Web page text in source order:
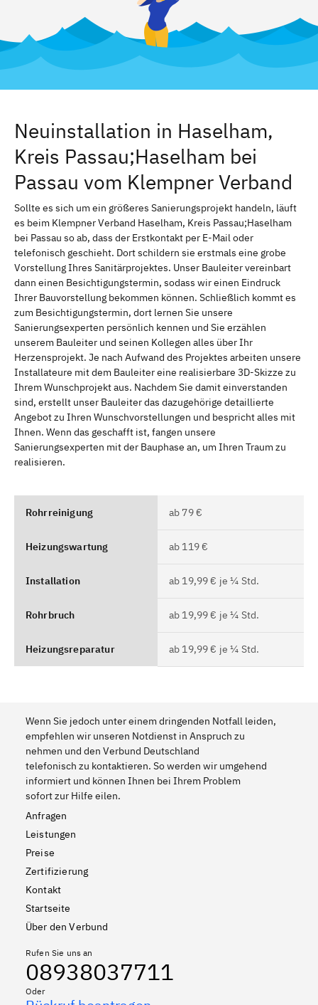
Neuinstallation in Haselham,
Kreis Passau;Haselham bei
Passau vom Klempner Verband
Sollte es sich um ein größeres Sanierungsprojekt handeln, läuft
es beim Klempner Verband Haselham, Kreis Passau;Haselham
bei Passau so ab, dass der Erstkontakt per E-Mail oder
telefonisch geschieht. Dort schildern sie erstmals eine grobe
Vorstellung Ihres Sanitärprojektes. Unser Bauleiter vereinbart
dann einen Besichtigungstermin, sodass wir einen Eindruck
Ihrer Bauvorstellung bekommen können. Schließlich kommt es
zum Besichtigungstermin, dort lernen Sie unsere
Sanierungsexperten persönlich kennen und Sie erzählen
unserem Bauleiter und seinen Kollegen alles über Ihr
Herzensprojekt. Je nach Aufwand des Projektes arbeiten unsere
Installateure mit dem Bauleiter eine realisierbare 3D-Skizze zu
Ihrem Wunschprojekt aus. Nachdem Sie damit einverstanden
sind, erstellt unser Bauleiter das dazugehörige detaillierte
Angebot zu Ihren Wunschvorstellungen und bespricht alles mit
Ihnen. Wenn das geschafft ist, fangen unsere
Sanierungsexperten mit der Bauphase an, um Ihren Traum zu
realisieren.
Rohrreinigung ab 79 €
Heizungswartung ab 119 €
Installation ab 19,99 € je ¼ Std.
Rohrbruch ab 19,99 € je ¼ Std.
Heizungsreparatur ab 19,99 € je ¼ Std.
Wenn Sie jedoch unter einem dringenden Notfall leiden,
empfehlen wir unseren Notdienst in Anspruch zu
nehmen und den Verbund Deutschland
telefonisch zu kontaktieren. So werden wir umgehend
informiert und können Ihnen bei Ihrem Problem
sofort zur Hilfe eilen.
Anfragen
Leistungen
Preise
Zertifizierung
Kontakt
Startseite
Über den Verbund
Rufen Sie uns an
08938037711
Oder